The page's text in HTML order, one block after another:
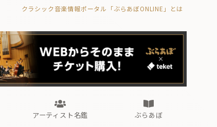
クラシック音楽情報ポータル「ぶらあぼONLINE」とは
アーティスト名鑑 ぶらあぼ
ぶらあぼブラス！
フォルテピアノ・オデッセイ